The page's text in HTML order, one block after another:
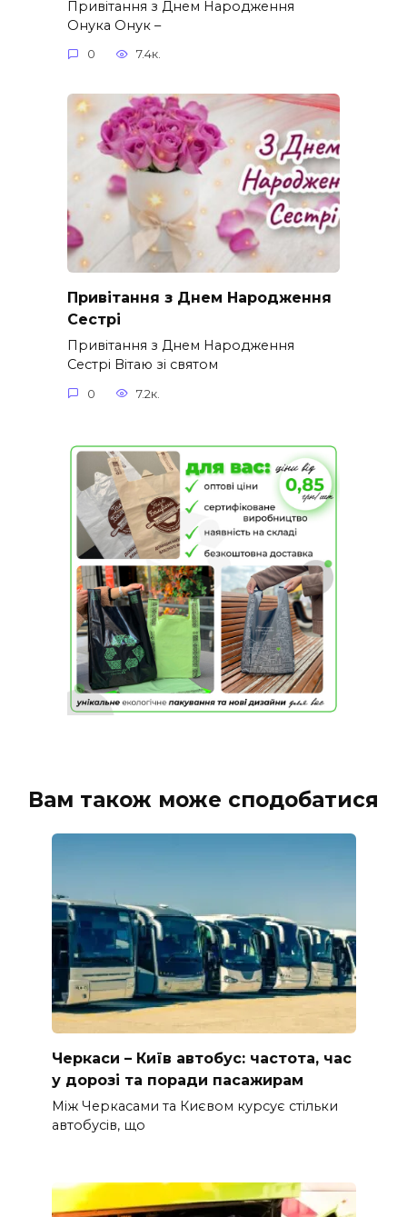
Привітання з Днем Народження
Онука Онук –
0 7.4к.
Привітання з Днем Народження
Сестрі
Привітання з Днем Народження
Сестрі Вітаю зі святом
0 7.2к.
Вам також може сподобатися
Черкаси – Київ автобус: частота, час
у дорозі та поради пасажирам
Між Черкасами та Києвом курсує стільки
автобусів, що